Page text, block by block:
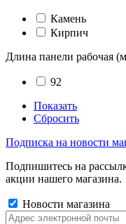
Камень
Кирпич
Длина панели рабочая
92
Показать
Сбросить
Подписка на новости
Подпишитесь на
акции нашего магазина.
Новости магазина